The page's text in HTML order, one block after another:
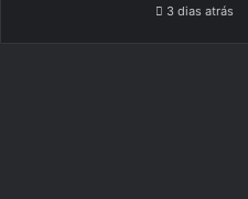
3 dias atrás